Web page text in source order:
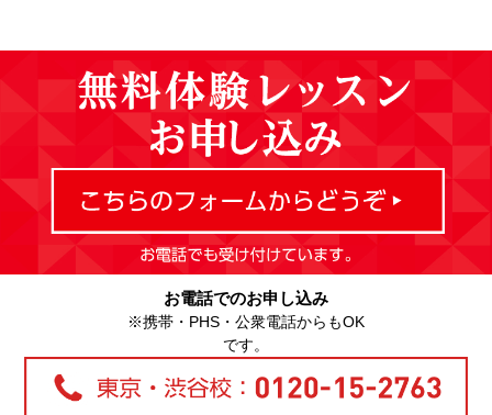
お電話でのお申し込み
※携帯・PHS・公衆電話からもOK
です。